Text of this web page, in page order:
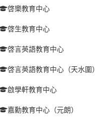
啓樂教育中心
啓生教育中心
啓言英語教育中心
啓言英語教育中心（天水圍）
啟學軒教育中心
嘉勳教育中心（元朗）